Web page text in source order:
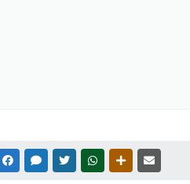
FACEBOOKMESSENGER
TWITTERWHATSAPPOUTRAS MÍDIAS